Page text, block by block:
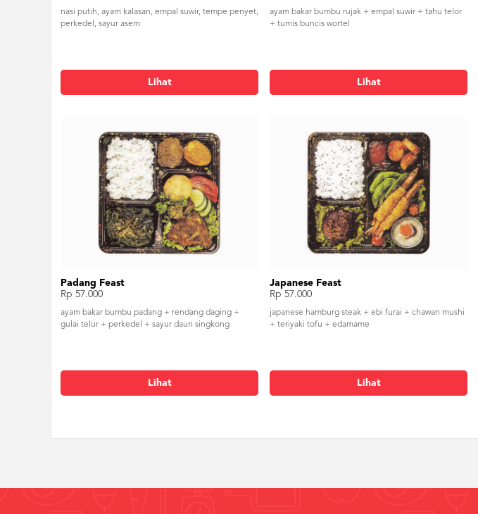
nasi putih, ayam kalasan, empal suwir, tempe penyet,
perkedel, sayur asem
Lihat
ayam bakar bumbu rujak + empal suwir + tahu telor
+ tumis buncis wortel
Lihat
Padang Feast
Rp 57.000
ayam bakar bumbu padang + rendang daging +
gulai telur + perkedel + sayur daun singkong
Lihat
Japanese Feast
Rp 57.000
japanese hamburg steak + ebi furai + chawan mushi
+ teriyaki tofu + edamame
Lihat